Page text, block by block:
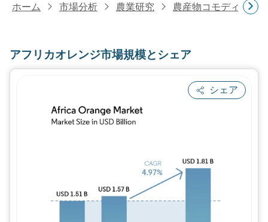
ホーム 市場分析 農業研究 農産物コモディティ
アフリカオレンジ市場規模とシェア
シェア